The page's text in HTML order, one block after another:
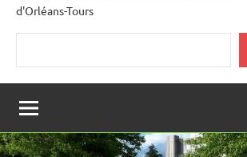
d'Orléans-Tours